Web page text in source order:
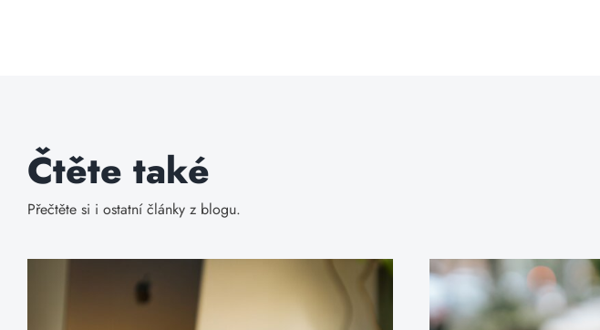
Čtěte také
Přečtěte si i ostatní články z blogu.